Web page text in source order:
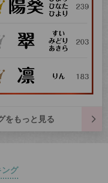
をもっと見る
ング